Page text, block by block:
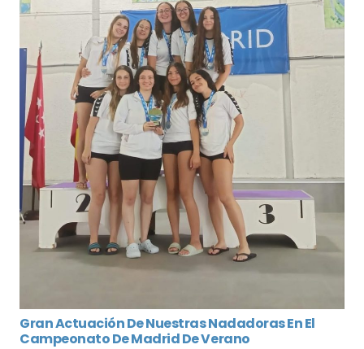
Gran Actuación De Nuestras Nadadoras En El
Campeonato De Madrid De Verano